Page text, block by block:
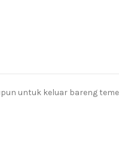
untuk keluar bareng